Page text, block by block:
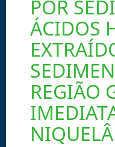
POR
ÁCIDOS
REGIÃO